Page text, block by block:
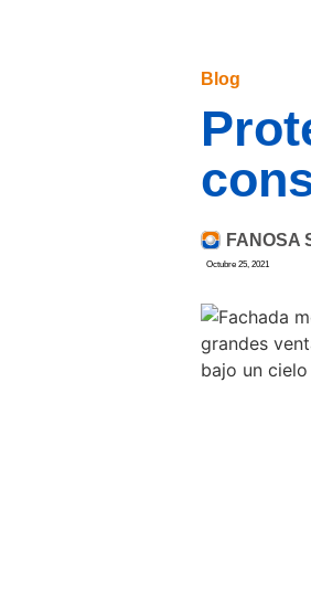
Blog
FANOSA
Octubre 25, 2021